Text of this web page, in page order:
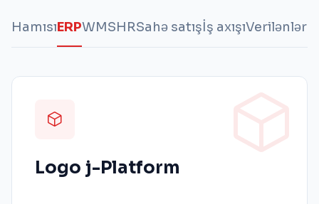
HamısıERPWMSHRSahə satışİş axışıVerilənlər
Logo j-Platform